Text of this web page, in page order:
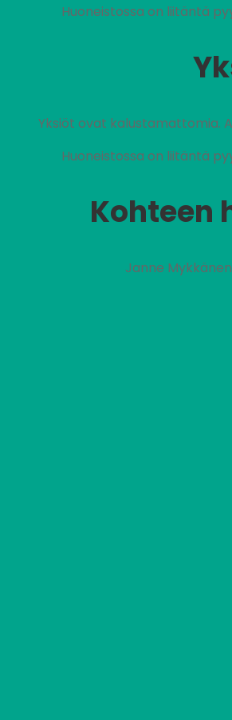
Huoneistossa on liitäntä
Yksiöt ovat kalustamattomia.
Huoneistossa on liitäntä
Kohteen
Janne